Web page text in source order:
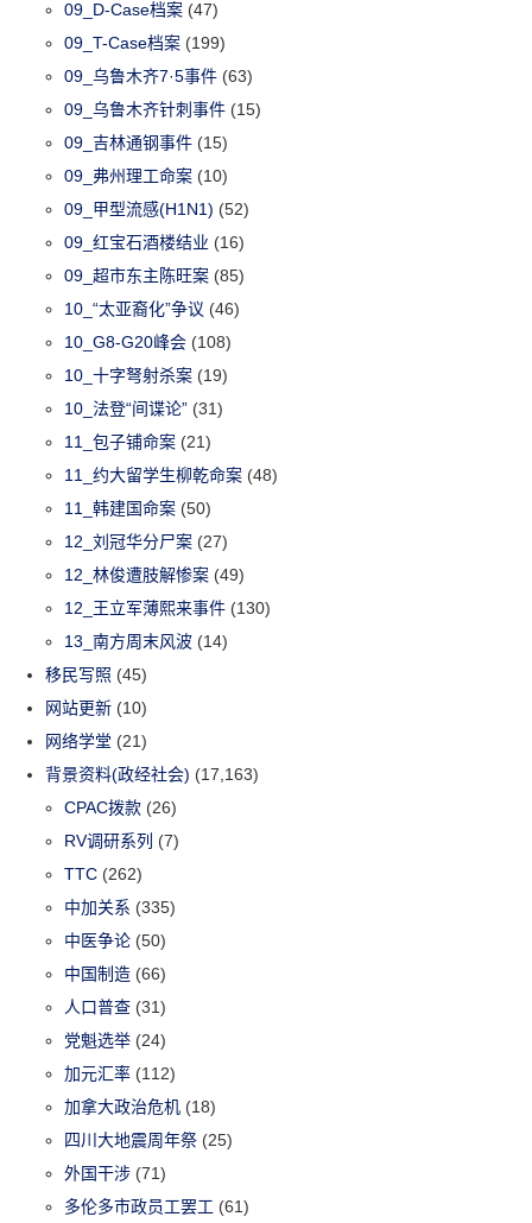
09_D-Case档案 (47)
09_T-Case档案 (199)
09_乌鲁木齐7·5事件 (63)
09_乌鲁木齐针刺事件 (15)
09_吉林通钢事件 (15)
09_弗州理工命案 (10)
09_甲型流感(H1N1) (52)
09_红宝石酒楼结业 (16)
09_超市东主陈旺案 (85)
10_“太亚裔化”争议 (46)
10_G8-G20峰会 (108)
10_十字弩射杀案 (19)
10_法登“间谍论” (31)
11_包子铺命案 (21)
11_约大留学生柳乾命案 (48)
11_韩建国命案 (50)
12_刘冠华分尸案 (27)
12_林俊遭肢解惨案 (49)
12_王立军薄熙来事件 (130)
13_南方周末风波 (14)
移民写照 (45)
网站更新 (10)
网络学堂 (21)
背景资料(政经社会) (17,163)
CPAC拨款 (26)
RV调研系列 (7)
TTC (262)
中加关系 (335)
中医争论 (50)
中国制造 (66)
人口普查 (31)
党魁选举 (24)
加元汇率 (112)
加拿大政治危机 (18)
四川大地震周年祭 (25)
外国干涉 (71)
多伦多市政员工罢工 (61)